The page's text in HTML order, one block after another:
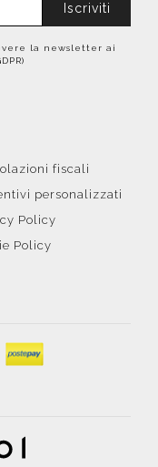
Iscriviti
la newsletter ai
fiscali
personalizzati
Policy
Policy